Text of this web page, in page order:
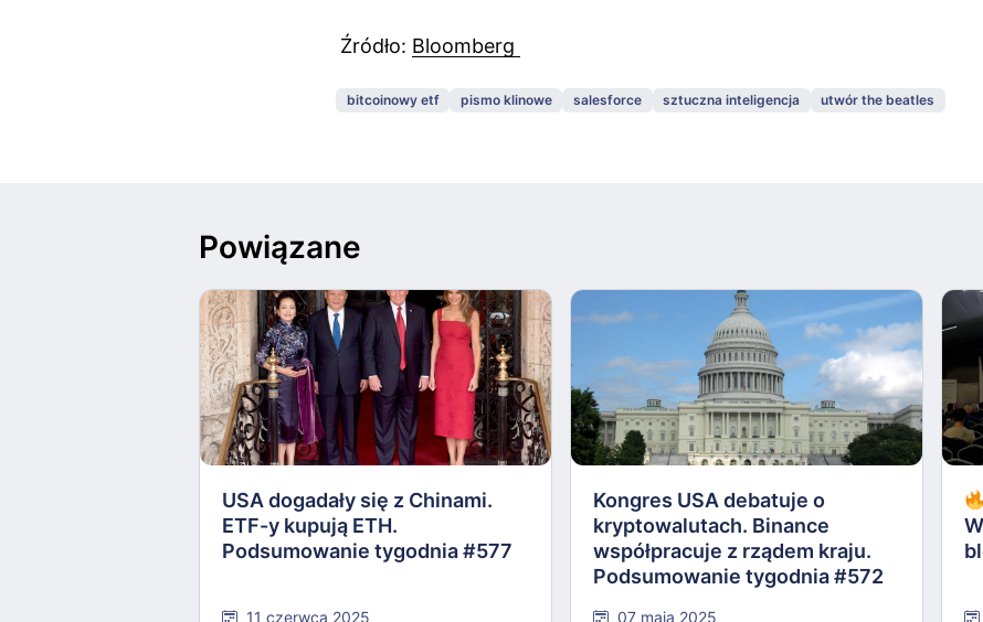
Źródło: Bloomberg
bitcoinowy etf pismo klinowe salesforce sztuczna inteligencja utwór the beatles
Powiązane
USA dogadały się z Chinami.
ETF-y kupują ETH.
Podsumowanie tygodnia #577
11 czerwca 2025
Kongres USA debatuje o
kryptowalutach. Binance
współpracuje z rządem kraju.
Podsumowanie tygodnia #572
07 maja 2025